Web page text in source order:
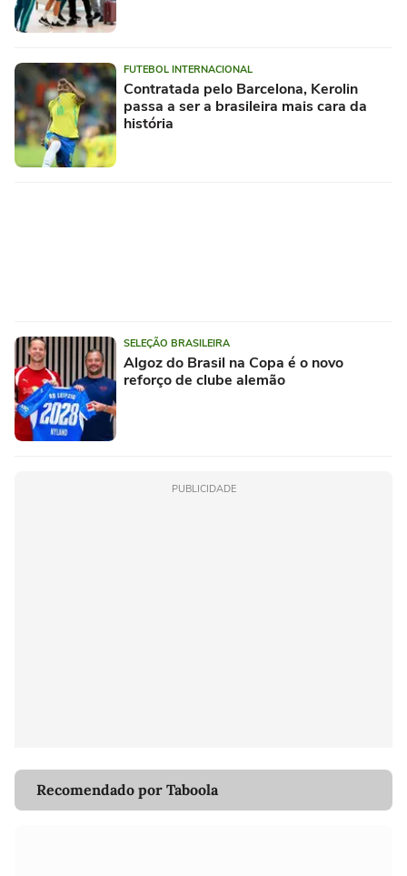
FUTEBOL INTERNACIONAL
Contratada pelo Barcelona, Kerolin
passa a ser a brasileira mais cara da
história
SELEÇÃO BRASILEIRA
Algoz do Brasil na Copa é o novo
reforço de clube alemão
PUBLICIDADE
Recomendado por Taboola